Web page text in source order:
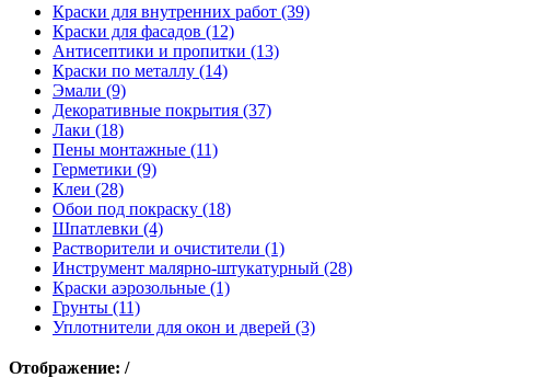
Краски для внутренних работ (39)
Краски для фасадов (12)
Антисептики и пропитки (13)
Краски по металлу (14)
Эмали (9)
Декоративные покрытия (37)
Лаки (18)
Пены монтажные (11)
Герметики (9)
Клеи (28)
Обои под покраску (18)
Шпатлевки (4)
Растворители и очистители (1)
Инструмент малярно-штукатурный (28)
Краски аэрозольные (1)
Грунты (11)
Уплотнители для окон и дверей (3)
Отображение: /